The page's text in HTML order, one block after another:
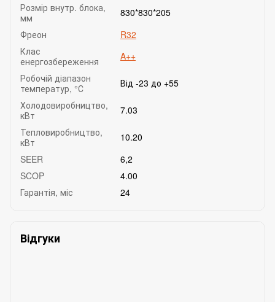
Розмір внутр. блока,
мм
830*830*205
Фреон
R32
Клас
енергозбереження
A++
Робочій діапазон
температур, °С
Від -23 до +55
Холодовиробництво,
кВт
7.03
Тепловиробництво,
кВт
10.20
SEER
6,2
SCOP
4.00
Гарантія, міс
24
Відгуки